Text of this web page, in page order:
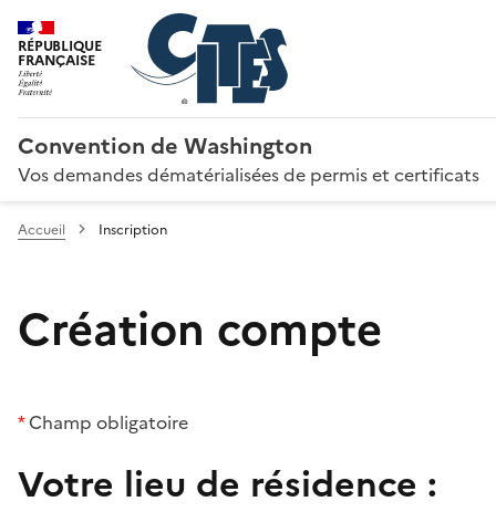
RÉPUBLIQUE
FRANÇAISE
Convention de Washington
Vos demandes dématérialisées de permis et certificats
Accueil Inscription
Création compte
*Champ obligatoire
Votre lieu de résidence :